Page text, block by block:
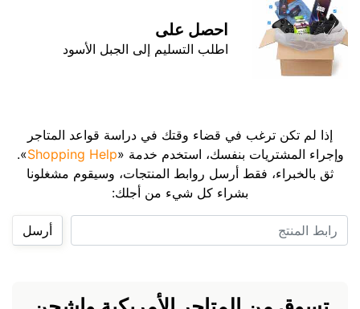
احصل على
اطلب التسليم إلى الجبل الأسود
إذا لم تكن ترغب في قضاء وقتك في دراسة قواعد المتاجر
وإجراء المشتريات بنفسك، استخدم خدمة «Shopping Help
».
ثق بالخبراء، فقط أرسل روابط المنتجات، وسيقوم مشغلونا
بشراء كل شيء من أجلك:
أرسل